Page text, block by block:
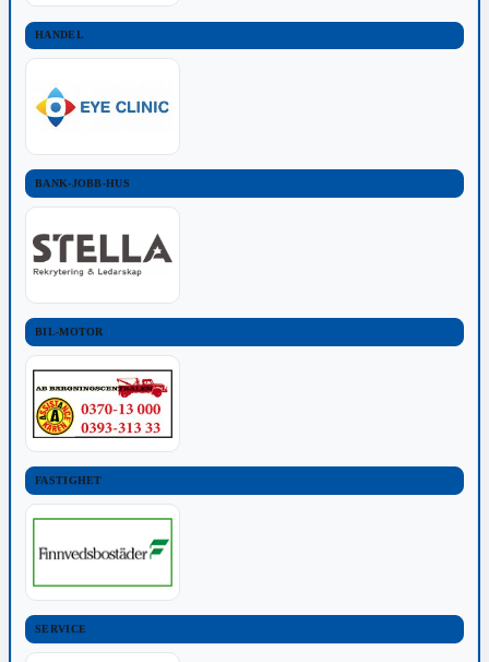
HANDEL
BANK-JOBB-HUS
BIL-MOTOR
FASTIGHET
SERVICE